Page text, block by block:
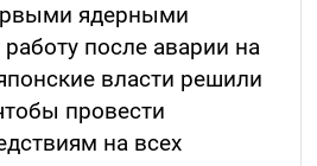
ядерными
после аварии на
власти решили
провести
на всех